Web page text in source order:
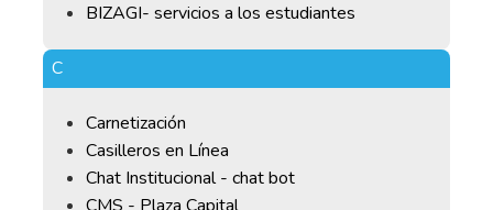
BIZAGI- servicios a los estudiantes
C
Carnetización
Casilleros en Línea
Chat Institucional - chat bot